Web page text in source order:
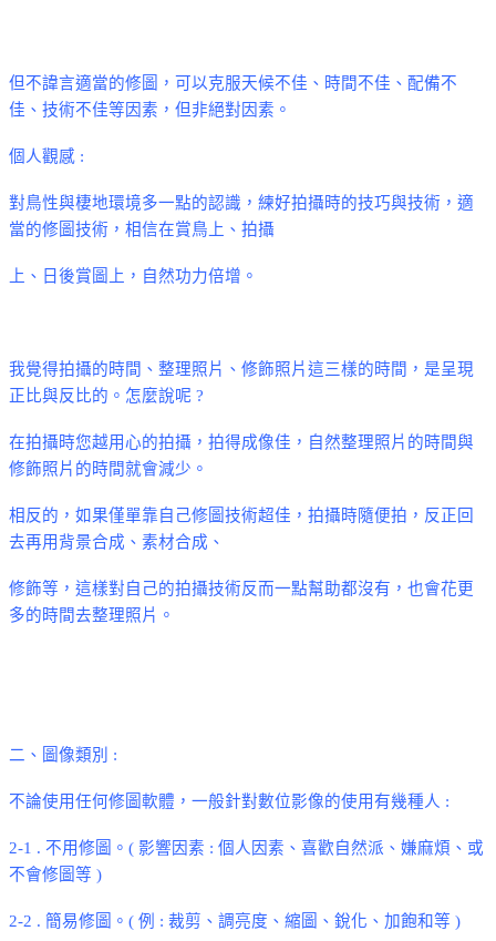
但不諱言適當的修圖，可以克服天候不佳 、時間不佳、配備不
佳、技術不佳等因素 ，但非絕對因素。
個人觀感 :
對鳥性與棲地環境多一點的認識，練好拍攝時的技巧與技術，適
當的修圖技術，相信在賞鳥上 、 拍攝
上 、日後賞圖上 ， 自然功力倍增 。
我覺得拍攝的時間 、整理照片、修飾照片這三樣的時間 ，是呈現
正比與反比的。怎麼說呢 ?
在拍攝時您越用心的拍攝，拍得成像佳，自然整理照片的時間與
修飾照片的時間就會減少。
相反的，如果僅單靠自己修圖技術超佳，拍攝時隨便拍，反正回
去再用背景合成 、素材合成、
修飾等 ，這樣對自己的拍攝技術反而一點幫助都沒有，也會花更
多的時間去整理照片。
二、圖像類別 :
不論使用任何修圖軟體，一般針對數位影像的使用有幾種人 :
2-1 . 不用修圖。 ( 影響因素 : 個人因素 、喜歡自然派、嫌麻煩、或
不會修圖等 )
2-2 . 簡易修圖 。 ( 例 : 裁剪 、調亮度、縮圖、銳化、加飽和等 )